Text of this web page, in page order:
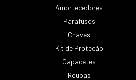
Amortecedores
Parafusos
Chaves
Kit de Proteção
Capacetes
Roupas